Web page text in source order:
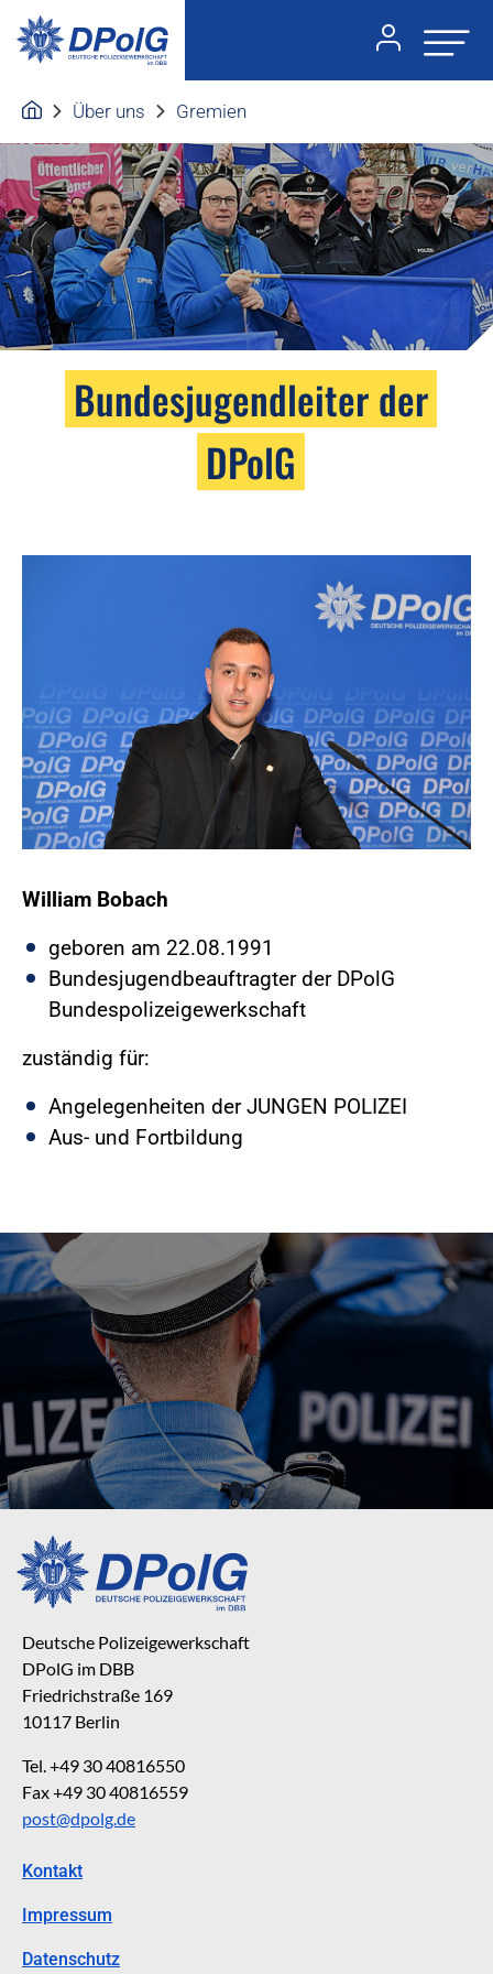
Über uns Gremien
Bundesjugendleiter der
DPolG
William Bobach
geboren am 22.08.1991
Bundesjugendbeauftragter der DPolG
Bundespolizeigewerkschaft
zuständig für:
Angelegenheiten der JUNGEN POLIZEI
Aus- und Fortbildung
Deutsche Polizeigewerkschaft
DPolG im DBB
Friedrichstraße 169
10117 Berlin
Tel. +49 30 40816550
Fax +49 30 40816559
post@dpolg.de
Kontakt
Impressum
Datenschutz